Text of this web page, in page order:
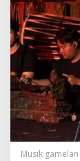
Musik